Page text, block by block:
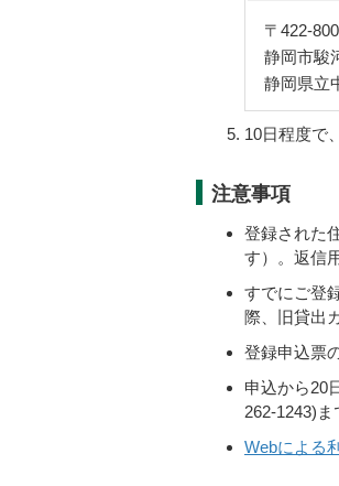
〒422-
静岡市駿
静岡県立
10日程度で
注意事項
登録された
す）。返信
すでにご登
際、旧貸出
登録申込票
申込から20
262-1243)ま
Webによる